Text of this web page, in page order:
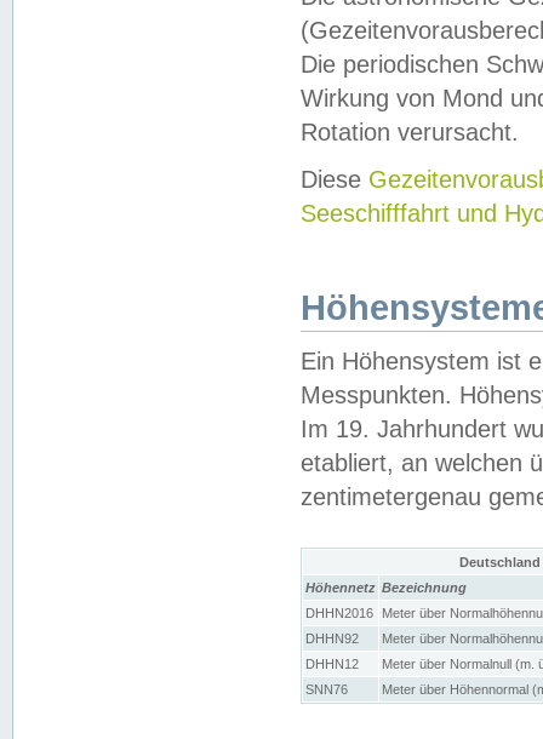
Die periodischen
Wirkung von Mond
Rotation verursacht.
Diese
Seeschifffahrt und
Ein Höhensystem ist
Messpunkten.
Im 19. Jahrhundert
etabliert, an welchen
zentimetergenau
Höhennetz Bezeichnung
DHHN2016
Meter über
DHHN92
Meter über
DHHN12
Meter über Normalnull (m.
SNN76
Meter über Höhennormal